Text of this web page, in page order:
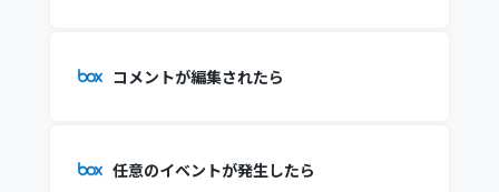
コメントが編集されたら
任意のイベントが発生したら